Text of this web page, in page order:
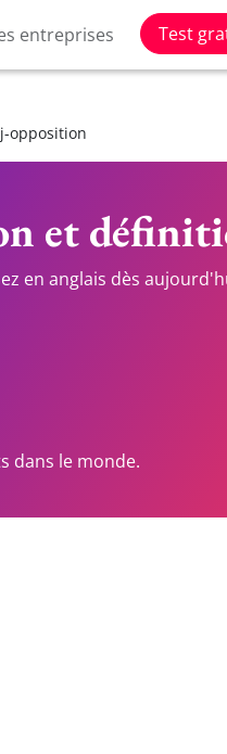
entreprises Test
opposition
et
en anglais dès
dans le monde.